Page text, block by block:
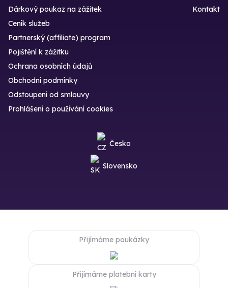
Dárkový poukaz na zážitek
Kontakt
Ceník služeb
Partnerský (affiliate) program
Pojištění k zážitku
Ochrana osobních údajů
Obchodní podmínky
Odstoupení od smlouvy
Prohlášení o používání cookies
Česko
Slovensko
Přijímáme poukázky
Přijímáme platební karty